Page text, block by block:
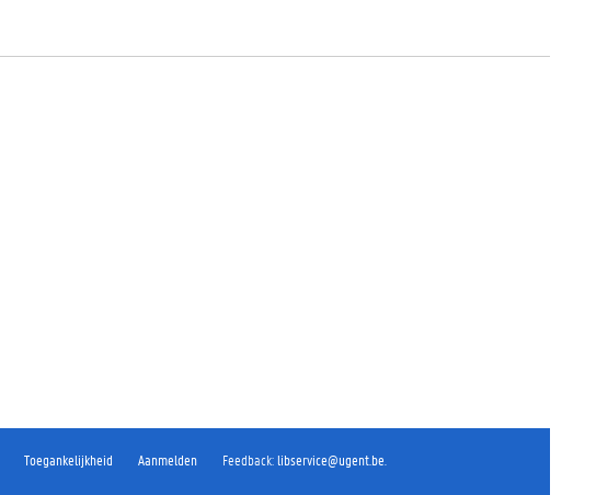
Toegankelijkheid Aanmelden Feedback:libservice@ugent.be